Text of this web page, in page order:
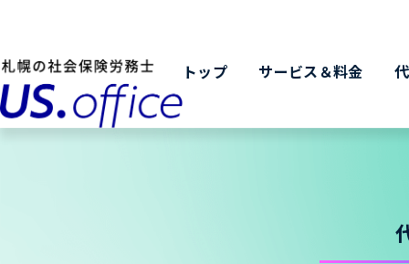
トップ サービス＆料金